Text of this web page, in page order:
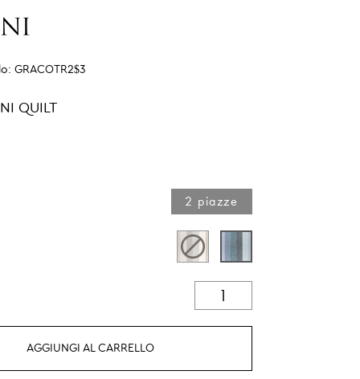
GRACOTR2$3
QUILT
2 piazze
AGGIUNGI AL CARRELLO